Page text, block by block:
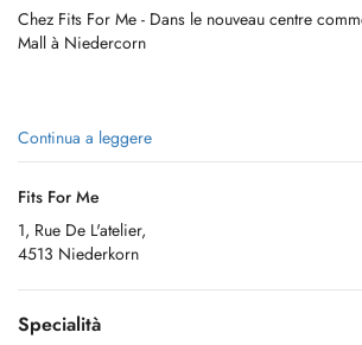
Chez Fits For Me - Dans le nouveau centre
Mall à Niedercorn
Continua a leggere
Fits For Me
1, Rue De L'atelier,
4513 Niederkorn
Specialità